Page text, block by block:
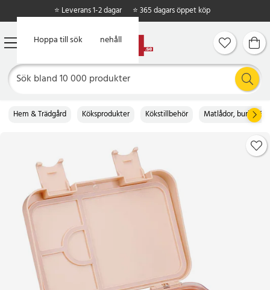
Hoppa till huvudinnehåll
Hoppa till sök
⭐ Leverans 1-2 dagar ⭐ 365 dagars öppet köp
Hem & Trädgård Köksprodukter Kökstillbehör Matlådor, burkar &